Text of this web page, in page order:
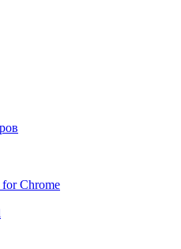
Chrome